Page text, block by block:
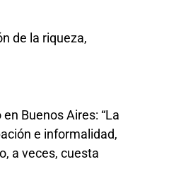
de la riqueza,
Buenos Aires: “La
e informalidad,
a veces, cuesta